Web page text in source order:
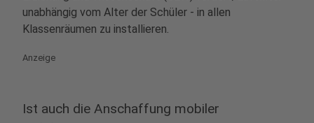
unabhängig vom Alter der Schüler - in allen
Klassenräumen zu installieren.
Anzeige
Ist auch die Anschaffung mobiler